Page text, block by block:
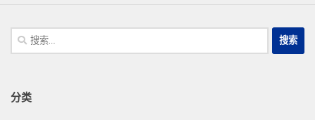
搜
索：
分类